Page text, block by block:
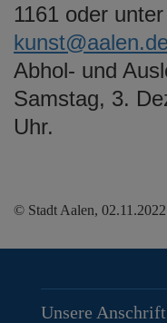
1161 oder
Abhol- und
Samstag, 3.
Uhr.
© Stadt Aalen, 02.11.2022
Unsere Anschrift